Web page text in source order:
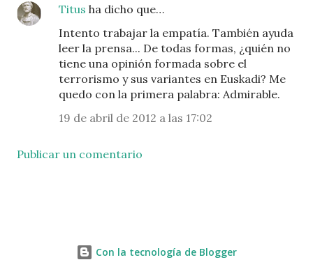
Titus ha dicho que…
Intento trabajar la empatía. También ayuda
leer la prensa... De todas formas, ¿quién no
tiene una opinión formada sobre el
terrorismo y sus variantes en Euskadi? Me
quedo con la primera palabra: Admirable.
19 de abril de 2012 a las 17:02
Publicar un comentario
Con la tecnología de Blogger